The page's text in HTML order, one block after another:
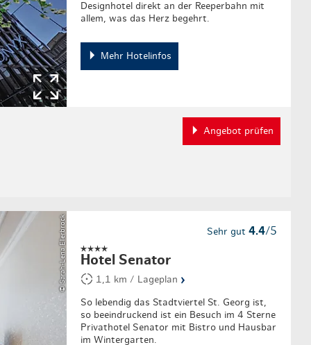
Designhotel direkt an der Reeperbahn mit
allem, was das Herz begehrt.
Mehr Hotelinfos
Angebot prüfen
© Sarah-Lena Ellerbrock Sehr gut 4.4/5
Hotel Senator
1,1 km / Lageplan ›
So lebendig das Stadtviertel St. Georg ist,
so beeindruckend ist ein Besuch im 4 Sterne
Privathotel Senator mit Bistro und Hausbar
im Wintergarten.